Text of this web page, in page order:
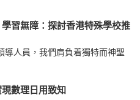
學習無障：探討香港特殊學校推
導人員，我們肩負着獨特而神聖
數理日用致知